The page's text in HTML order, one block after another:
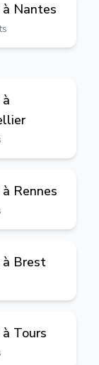
Nantes
Rennes
Brest
Tours